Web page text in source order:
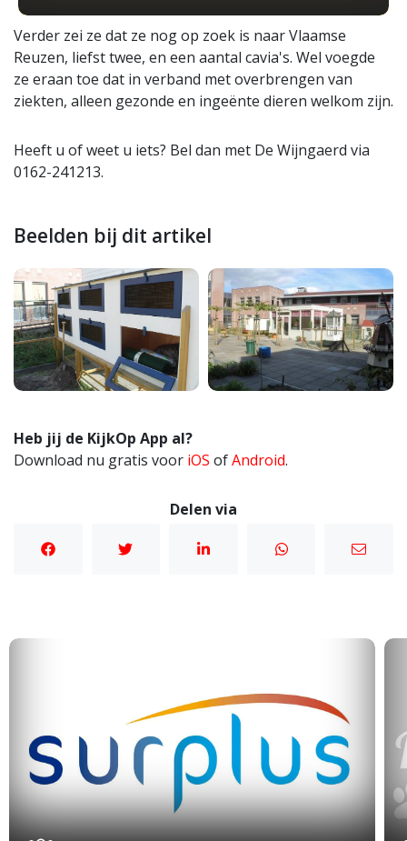
Verder zei ze dat ze nog op zoek is naar Vlaamse
Reuzen, liefst twee, en een aantal cavia's. Wel voegde
ze eraan toe dat in verband met overbrengen van
ziekten, alleen gezonde en ingeënte dieren welkom zijn.
Heeft u of weet u iets? Bel dan met De Wijngaerd via
0162-241213.
Beelden bij dit artikel
Heb jij de KijkOp App al?
Download nu gratis voor iOS ofAndroid.
Delen via